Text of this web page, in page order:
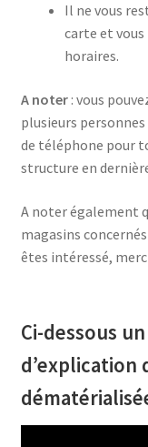
Il ne vous
carte et vous
horaires.
A noter : vous
plusieurs
de téléphone pour
structure en
A noter également
magasins
êtes intéressé,
Ci-dessous
d’explication